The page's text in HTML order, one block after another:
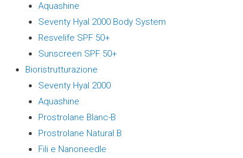
Aquashine
Seventy Hyal 2000 Body System
Resvelife SPF 50+
Sunscreen SPF 50+
Bioristrutturazione
Seventy Hyal 2000
Aquashine
Prostrolane Blanc-B
Prostrolane Natural B
Fili e Nanoneedle